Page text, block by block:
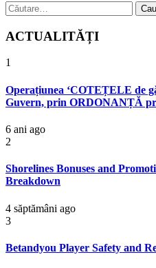
Caută
după:
ACTUALITĂȚI
1
Operațiunea ‘COTEȚELE de
Guvern, prin ORDONANȚĂ
6 ani ago
2
Shorelines Bonuses and
Breakdown
4 săptămâni ago
3
Betandyou Player Safety and